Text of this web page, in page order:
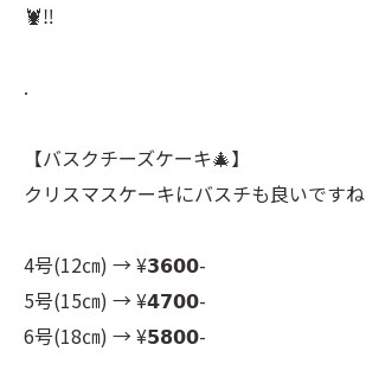
🦞‼︎⠀
.⠀
【バスクチーズケーキ🎄】⠀
クリスマスケーキにバスチも良いですね⠀
4号(12㎝) → ¥𝟯𝟲𝟬𝟬-⠀
5号(15㎝) → ¥𝟰𝟳𝟬𝟬-⠀
6号(18㎝) → ¥𝟱𝟴𝟬𝟬-⠀